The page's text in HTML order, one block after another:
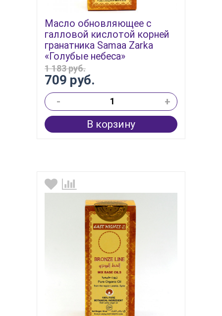
Масло обновляющее с
галловой кислотой корней
гранатника Samaa Zarka
«Голубые небеса»
709 руб.
1 183 руб.
-
+
В корзину